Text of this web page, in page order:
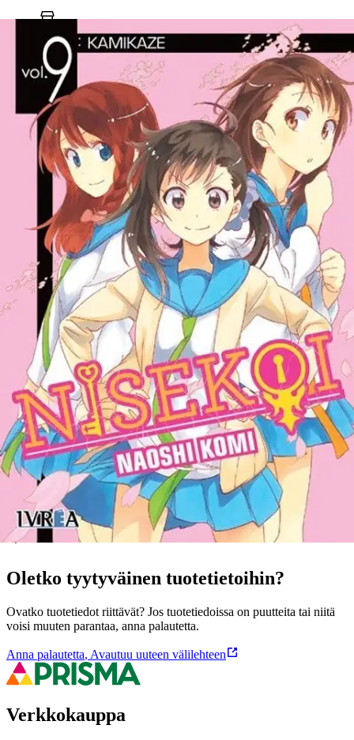
Tarkista myymäläsaatavuus
Ei saatavilla
Tuotekuvaus
¡Gran éxito en Japón en estos momentos, con anime en tv! Raku
Ichijou tiene una complicada vida, como cualquier otro estudiante de
instituto protagonista de un manga shonen, pero él es hijo del líder
de una banda Yakuza. Aunque no le interesa formar parte de ese
mundillo, está obligado a ser el novio de Chitoge Kirisaki, hija de
otro líder rival, para mantener la paz entre ambas bandas. Y eso pese
a odiarse mutuamente y que Raku esté perdidamente enamorado de
Kosaki Onodera.Por no decir que hace muchos años, en su
infancia, Raku hizo una promesa secreta con una chica en la que
recibió un colgante que sólo puede ser abierto por la llave que ella
guarda. Raku desea que esa chica sea Kosaki, pero aparece otra que
reclama ser la dueña de la llave... ¡parece que hay muchas llaves
dando vueltas! Estos enredos y muchos más, en Nisekoi!
Näytä lisää tuotekuvausta
Ominaisuudet
Oletko tyytyväinen tuotetietoihin?
Ovatko tuotetiedot riittävät? Jos tuotetiedoissa on puutteita tai niitä
voisi muuten parantaa, anna palautetta.
Anna palautetta, Avautuu uuteen välilehteen
Verkkokauppa